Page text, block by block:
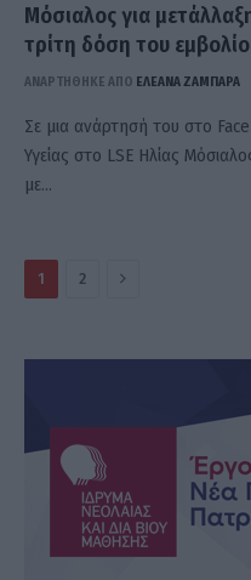
Μόσιαλος για
τρίτη δόση του
ΑΝΑΡΤΗΘΗΚΕ ΑΠΟ ΕΛΕΑΝΑ ΖΑΜΠΑΡΑ
Σε μια ανάρτησή του στο
Υγείας στο LSE Ηλίας
με…
1 2 Επόμενο